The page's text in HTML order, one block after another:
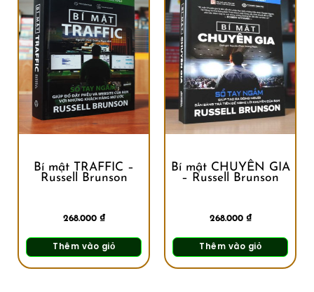
Bí mật TRAFFIC –
Russell Brunson
268.000 ₫
Thêm vào giỏ
Bí mật CHUYÊN GIA
– Russell Brunson
268.000 ₫
Thêm vào giỏ